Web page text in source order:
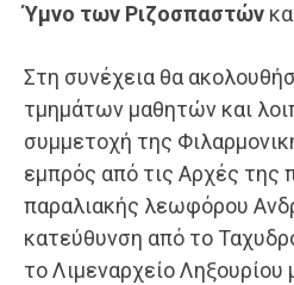
Ύμνο των Ριζοσπαστών
Στη συνέχεια θα
τμημάτων μαθητών και
συμμετοχή της
εμπρός από τις Αρχές της
παραλιακής λεωφόρου
κατεύθυνση από το
το Λιμεναρχείο Ληξουρίου